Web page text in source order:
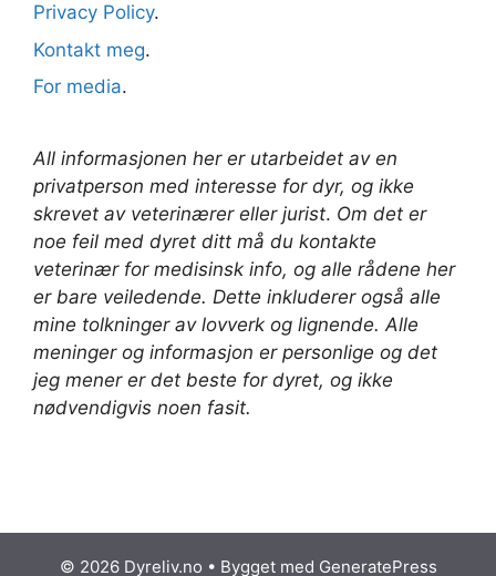
Privacy Policy.
Kontakt meg.
For media.
All informasjonen her er utarbeidet av en
privatperson med interesse for dyr, og ikke
skrevet av veterinærereller jurist. Om det er
noe feil med dyret ditt må du kontakte
veterinær for medisinsk info, og alle rådene her
er bare veiledende. Dette inkluderer også alle
mine tolkninger av lovverk og lignende. Alle
meninger og informasjon er personlige og det
jeg mener er det beste for dyret, og ikke
nødvendigvis noen fasit.
© 2026 Dyreliv.no • Bygget med GeneratePress